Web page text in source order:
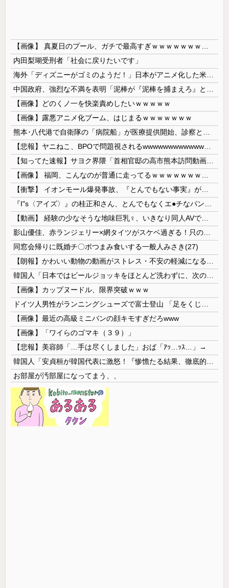
内田梨瑚受刑者「社会に戻りたいです」
【画像】どのくノ一を快楽責めしたいｗｗｗｗｗ
【画像】露悪アニメ化ブーム、はじまるｗｗｗｗｗｗｗ
同窓会帰りに既婚チ〇ポつまみ食いする一般人みさき(27)
【画像】カップヌードル、限界突破ｗｗｗ
【画像】最近の高級ミニバンの顔キモすぎだろwww
【画像】「ワイらのゴマキ（３９）」
【悲報】美容師「…手は尽くしました」おば「ｱｯ…ｯｽ…」→
お部屋が汚部屋になってまう、、